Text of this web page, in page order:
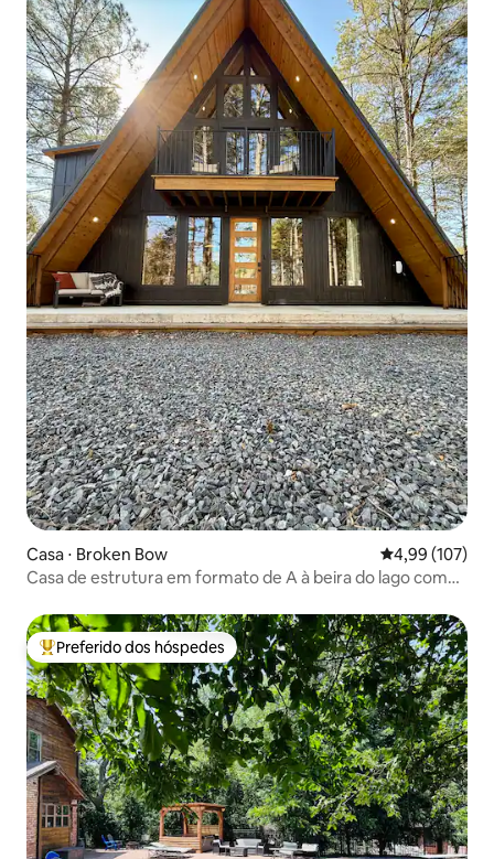
Casa ⋅ Broken Bow 4,99 de uma
4,99 (107)
Casa de estrutura em formato de A à beira do lago com
Entre os melhores preferidos dos hóspedes
Preferido dos hóspedes